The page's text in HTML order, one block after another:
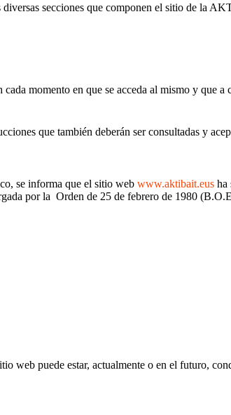
diversas secciones que componen el sitio de la
momento en que se acceda al mismo y que a
que también deberán ser consultadas y
se informa que el sitio web www.aktibait.eus ha
por la Orden de 25 de febrero de 1980
web puede estar, actualmente o en el futuro,